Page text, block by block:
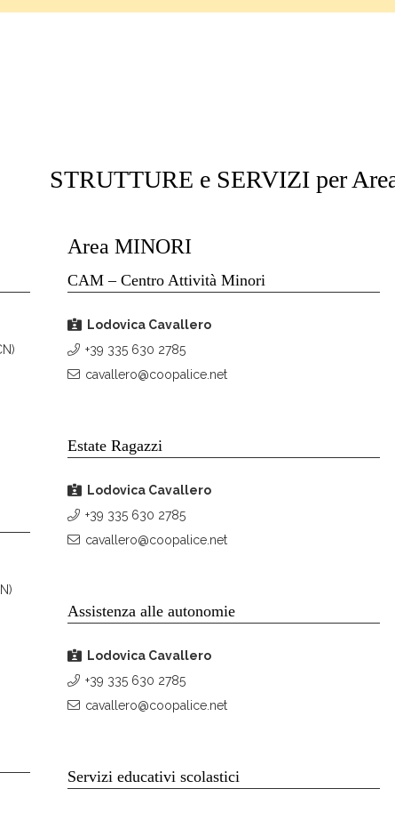
STRUTTURE e SERVIZI per
Area MINORI
CAM – Centro Attività Minori
Lodovica Cavallero
+39 335 630 2785
cavallero@coopalice.net
Estate Ragazzi
Lodovica Cavallero
+39 335 630 2785
cavallero@coopalice.net
Assistenza alle autonomie
Lodovica Cavallero
+39 335 630 2785
cavallero@coopalice.net
Servizi educativi scolastici